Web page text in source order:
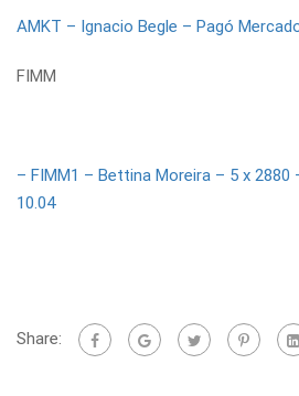
AMKT – Ignacio Begle – Pagó
FIMM
– FIMM1 – Bettina Moreira – 5 x 2880
10.04
Share: